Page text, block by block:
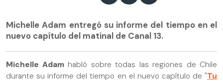
Michelle Adam entregó su informe del tiempo en el
nuevo capítulo del matinal de Canal 13.
Michelle Adamhabló sobre todas las regiones de Chile
durante su informe del tiempo en el nuevo capítulo de "Tu